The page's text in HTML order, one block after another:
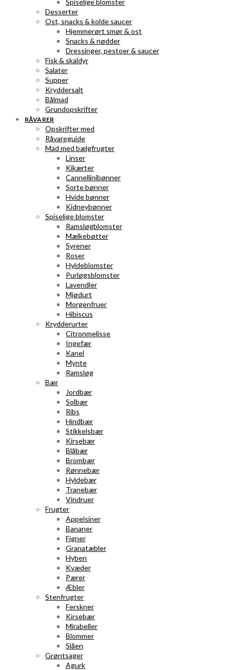
Spiselige blomster
Desserter
Ost, snacks & kolde saucer
Hjemmerørt smør & ost
Snacks & nødder
Dressinger, pestoer & saucer
Fisk & skaldyr
Salater
Supper
Kryddersalt
Bålmad
Grundopskrifter
RÅVARER
Opskrifter med
Råvareguide
Mad med bælgfrugter
Linser
Kikærter
Cannellinibønner
Sorte bønner
Hvide bønner
Kidneybønner
Spiselige blomster
Ramsløgblomster
Mælkebøtter
Syrener
Roser
Hyldeblomster
Purløgsblomster
Lavendler
Mjødurt
Morgenfruer
Hibiscus
Krydderurter
Citronmelisse
Ingefær
Kanel
Mynte
Ramsløg
Bær
Jordbær
Solbær
Ribs
Hindbær
Stikkelsbær
Kirsebær
Blåbær
Brombær
Rønnebær
Hyldebær
Tranebær
Vindruer
Frugter
Appelsiner
Bananer
Figner
Granatæbler
Hyben
Kvæder
Pærer
Æbler
Stenfrugter
Ferskner
Kirsebær
Mirabeller
Blommer
Slåen
Grøntsager
Agurk